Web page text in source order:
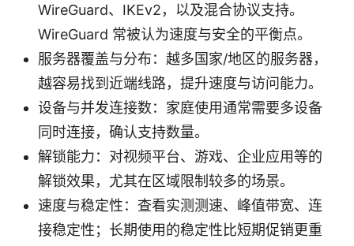
WireGuard、IKEv2，以及混合协议支持。
WireGuard 常被认为速度与安全的平衡点。
服务器覆盖与分布：越多国家/地区的服务器，
越容易找到近端线路，提升速度与访问能力。
设备与并发连接数：家庭使用通常需要多设备
同时连接，确认支持数量。
解锁能力：对视频平台、游戏、企业应用等的
解锁效果，尤其在区域限制较多的场景。
速度与稳定性：查看实测测速、峰值带宽、连
接稳定性；长期使用的稳定性比短期促销更重